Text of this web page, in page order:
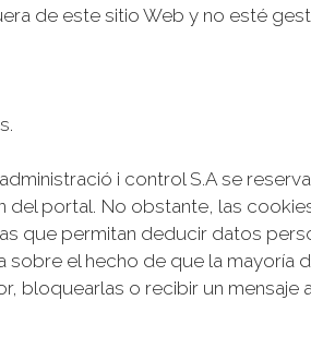
de este sitio Web y no esté
i control S.A se
del portal. No obstante, las
que permitan deducir datos
sobre el hecho de que la mayoría
bloquearlas o recibir un mensaje